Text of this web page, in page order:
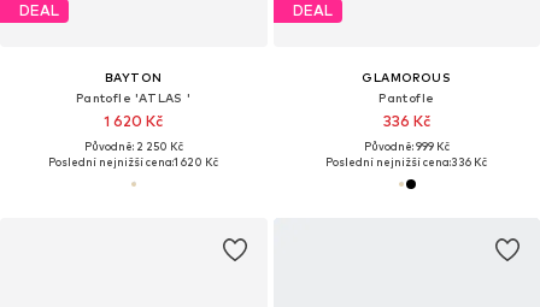
DEAL
BAYTON
Pantofle 'ATLAS '
1 620 Kč
Původně: 2 250 Kč
Poslední nejnižší cena:1 620 Kč
DEAL
GLAMOROUS
Pantofle
336 Kč
Původně: 999 Kč
Poslední nejnižší cena:336 Kč